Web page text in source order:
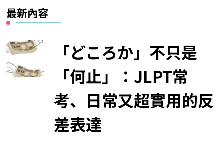
最新內容
「どころか」不只是
「何止」：JLPT常
考、日常又超實用的反
差表達